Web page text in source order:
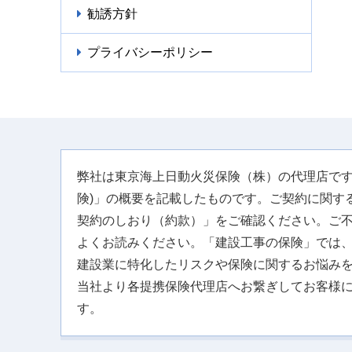
勧誘方針
プライバシーポリシー
弊社は東京海上日動火災保険（株）の代理店で
険)」の概要を記載したものです。ご契約に関
契約のしおり（約款）」をご確認ください。ご
よくお読みください。「建設工事の保険」では
建設業に特化したリスクや保険に関するお悩み
当社より各提携保険代理店へお繋ぎしてお客様
す。